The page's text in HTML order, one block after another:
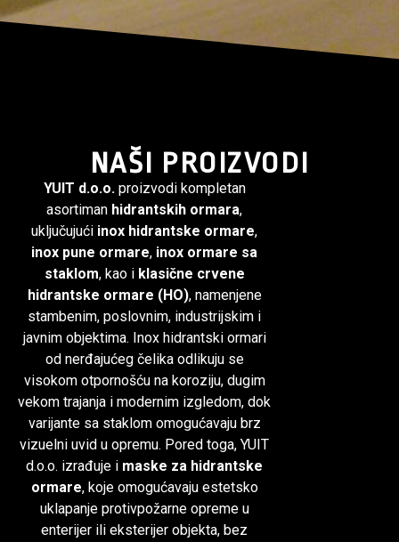
NAŠI PROIZVODI
YUIT d.o.o.proizvodi kompletan
asortiman hidrantskih ormara,
uključujući inox hidrantske ormare,
inox pune ormare, inox ormare sa
staklom, kao i klasične crvene
hidrantske ormare (HO), namenjene
stambenim, poslovnim, industrijskim i
javnim objektima. Inox hidrantski ormari
od nerđajućeg čelika odlikuju se
visokom otpornošću na koroziju, dugim
vekom trajanja i modernim izgledom, dok
varijante sa staklom omogućavaju brz
vizuelni uvid u opremu. Pored toga, YUIT
d.o.o. izrađuje i maske za hidrantske
ormare, koje omogućavaju estetsko
uklapanje protivpožarne opreme u
enterijer ili eksterijer objekta, bez